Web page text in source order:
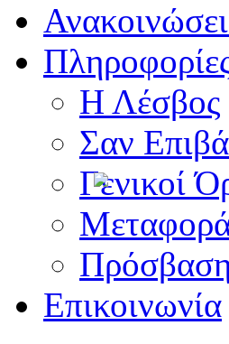
Η Λέσβος
Σαν
Γενικοί
Πρόσβαση
Επικοινωνία